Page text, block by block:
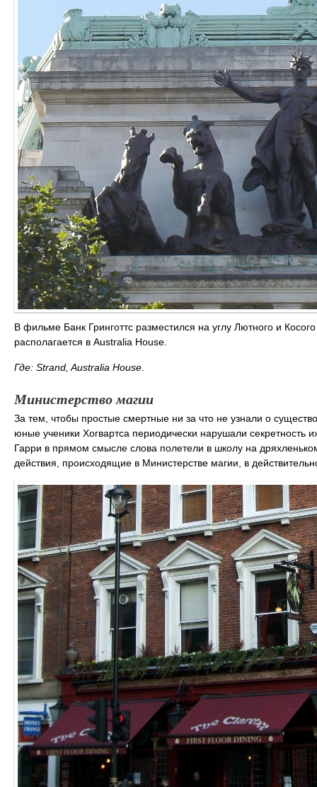
В фильме Банк Гринготтс разместился на углу Лютного и
располагается в Australia House.
Где: Strand, Australia House.
Министерство магии
За тем, чтобы простые смертные ни за что не узнали о
юные ученики Хогвартса периодически нарушали
Гарри в прямом смысле слова полетели в школу на
действия, происходящие в Министерстве магии, в